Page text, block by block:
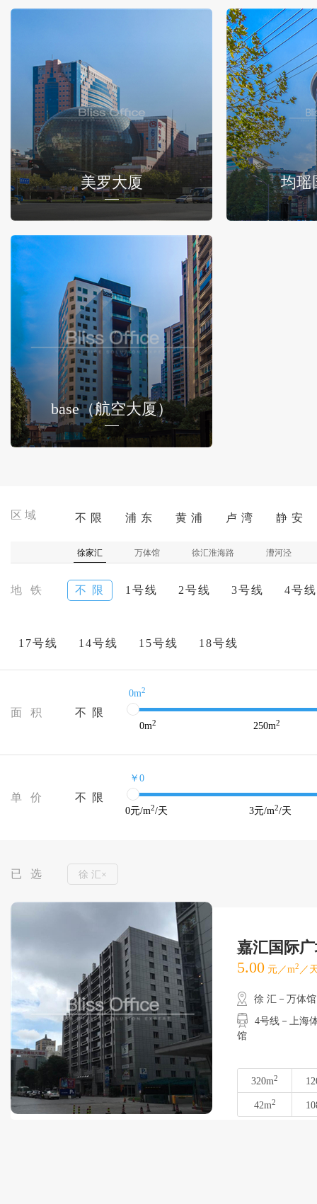
美罗大厦 均瑶
base（航空大厦）
区域 不 限 浦 东 黄 浦 卢 湾 静 安
徐家汇 万体馆 徐汇淮海路 漕河泾
地 铁 不 限 1号线 2号线 3号线 4号线
17号线 14号线 15号线 18号线
面 积 不 限
0m2
0m2 250m2
单 价 不 限
￥0
0元/m2/天 3元/m2/天
已 选 徐 汇×
嘉汇国际
5.00 元／m2 ／
徐 汇－万体馆
4号线－上海
馆
320m2
42m2